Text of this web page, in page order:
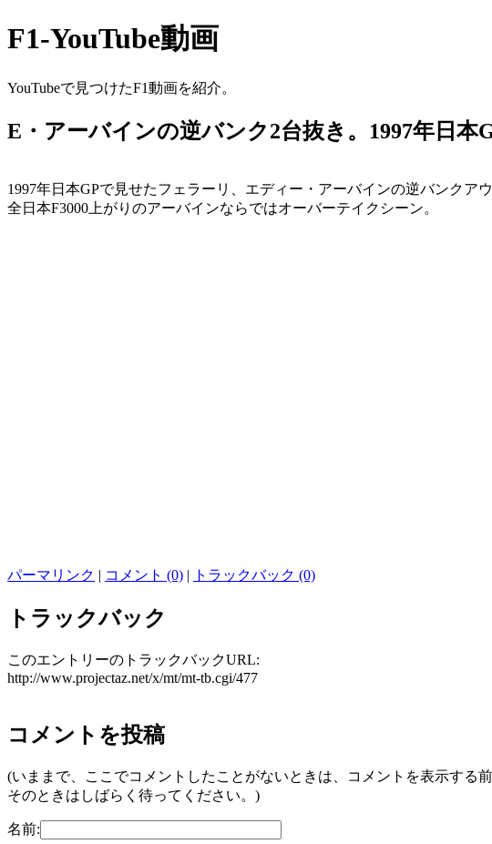
F1-YouTube動画
YouTubeで見つけたF1動画を紹介。
E・アーバインの逆バンク2台抜き。1997年日本
1997年日本GPで見せたフェラーリ、エディー・アーバインの逆バンクア
全日本F3000上がりのアーバインならではオーバーテイクシーン。
パーマリンク | コメント (0) | トラックバック (0)
トラックバック
このエントリーのトラックバックURL:
http://www.projectaz.net/x/mt/mt-tb.cgi/477
コメントを投稿
(いままで、ここでコメントしたことがないときは、コメントを表示する
そのときはしばらく待ってください。)
名前: